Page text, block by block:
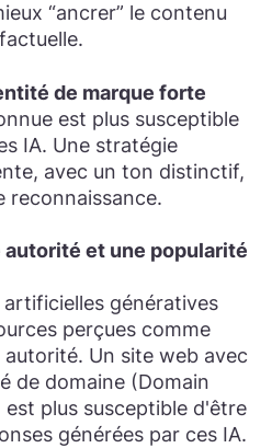
“ancrer” le contenu
de marque forte
est plus susceptible
IA. Une stratégie
avec un ton distinctif,
reconnaissance.
autorité et une popularité
génératives
perçues comme
Un site web avec
de domaine (Domain
plus susceptible d'être
générées par ces IA.